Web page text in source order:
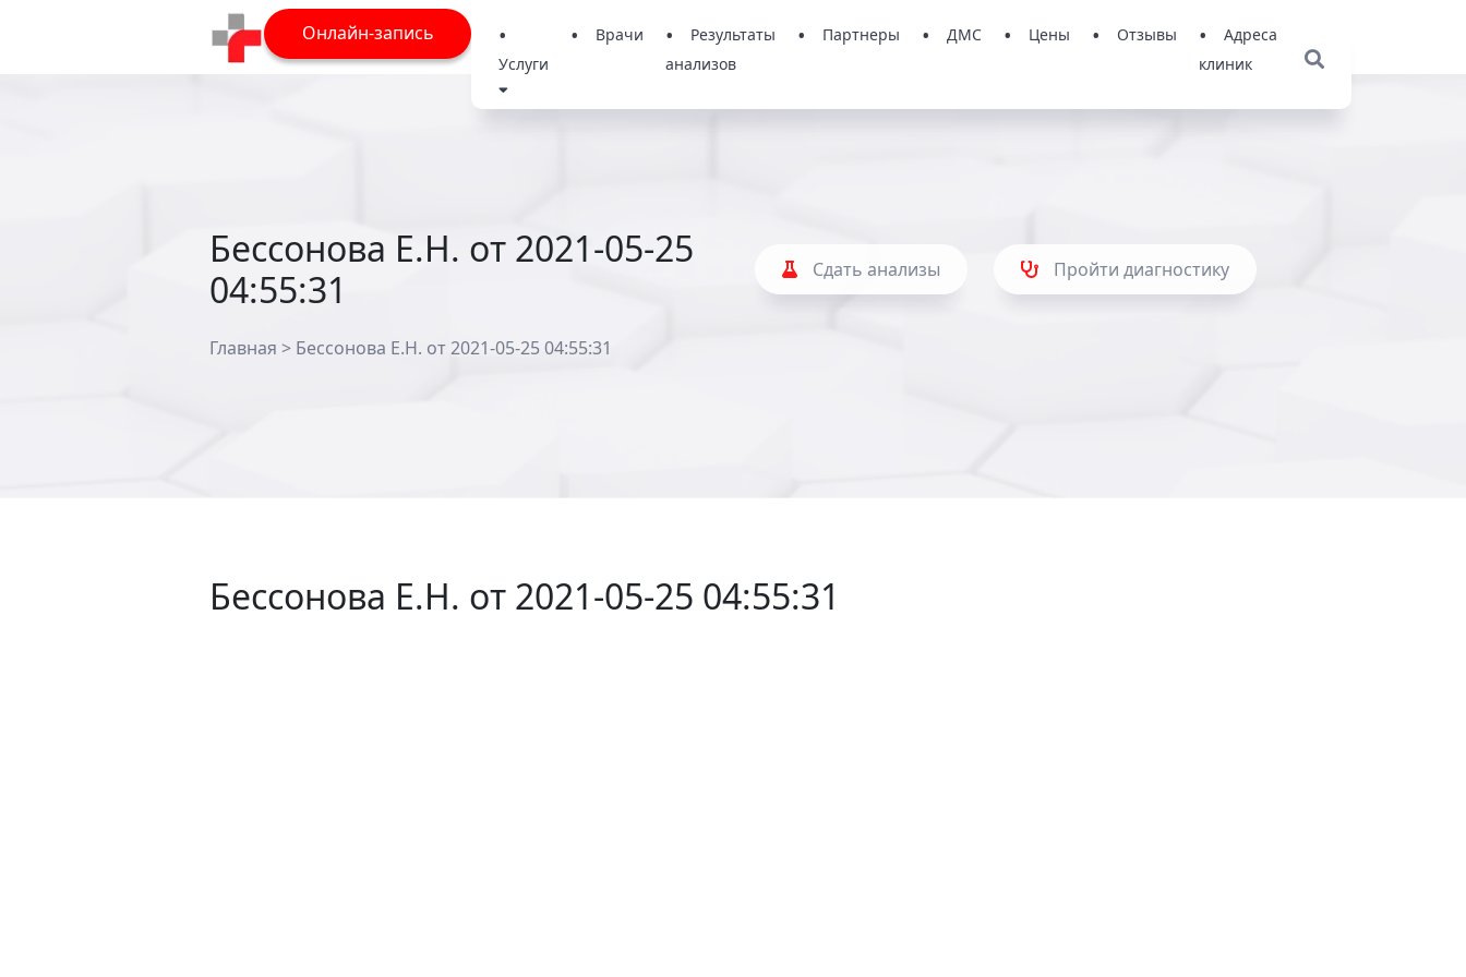
Онлайн-запись
Услуги
Врачи
Результаты
анализов
Партнеры ДМС Цены Отзывы
Адреса
клиник
Бессонова Е.Н. от 2021-05-25
04:55:31
Сдать анализы Пройти диагностику
Главная > Бессонова Е.Н. от 2021-05-25 04:55:31
Бессонова Е.Н. от 2021-05-25 04:55:31